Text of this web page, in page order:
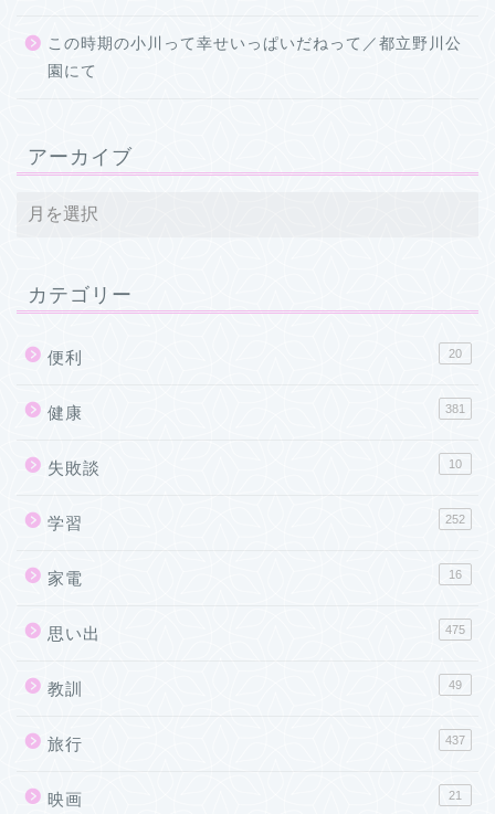
この時期の小川って幸せいっぱいだねって／都立野川公
園にて
アーカイブ
カテゴリー
便利 20
健康 381
失敗談 10
学習 252
家電 16
思い出 475
教訓 49
旅行 437
映画 21